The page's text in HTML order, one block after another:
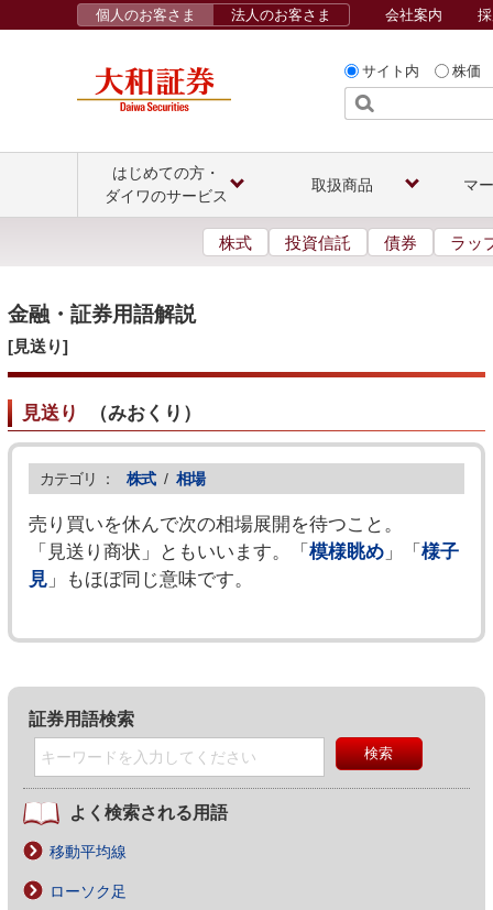
サイト内 株価
個人のお客さま 法人のお客さま 会社案内
はじめての方・
ダイワのサービス
取扱商品 マ
株式 投資信託 債券 ラッ
金融・証券用語解説
[見送り]
見送り （みおくり ）
カテゴリ ： 株式 / 相場
売り買いを休んで次の相場展開を待つこと。
「見送り商状」ともいいます。「 模様眺め」「 様子
見」もほぼ同じ意味です。
証券用語検索
よく検索される用語
移動平均線
ローソク足